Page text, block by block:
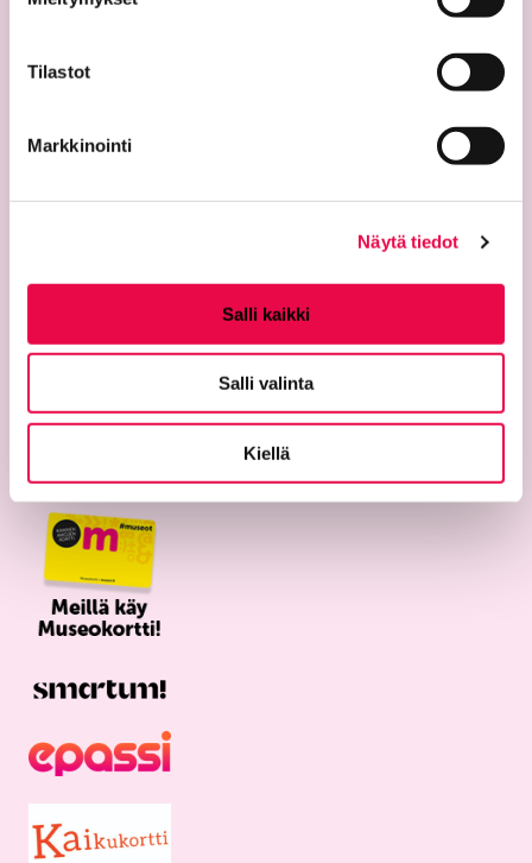
Tilastot
Markkinointi
Näytä tiedot
Salli kaikki
Salli valinta
Kiellä
Yhteystiedot
Riemu-museot
11100 Riihimäki
ti–su 11–17